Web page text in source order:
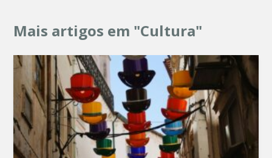
Mais artigos em "Cultura"